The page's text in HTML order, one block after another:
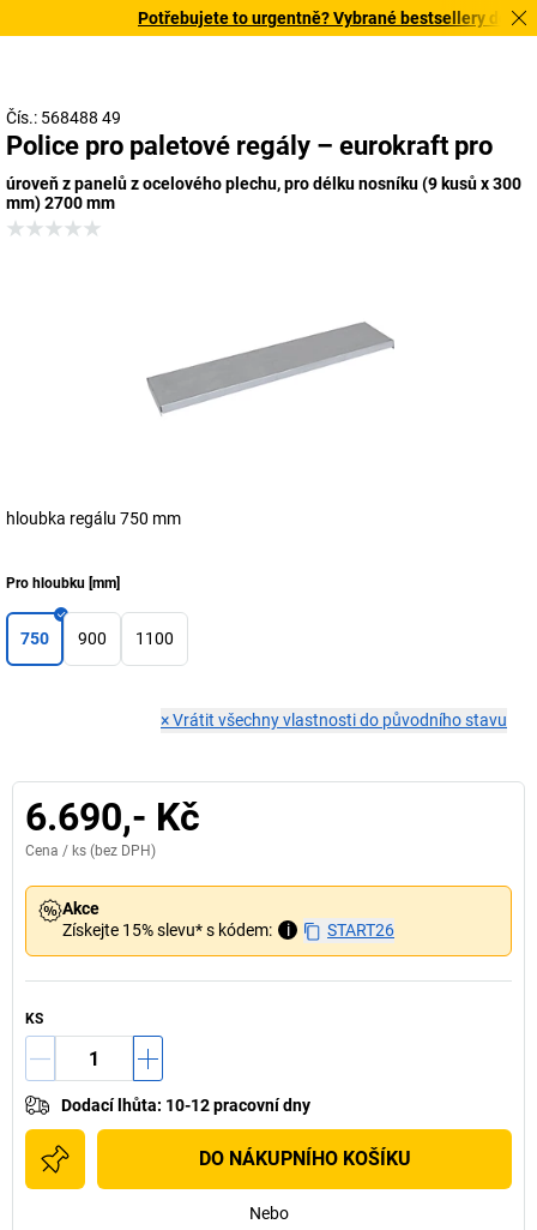
Potřebujete to urgentně? Vybrané bestsellery
Čís.: 568488 49
Police pro paletové regály – eurokraft pro
úroveň z panelů z ocelového plechu, pro délku nosníku (9 kusů x 300
mm) 2700 mm
hloubka regálu 750 mm
Pro hloubku [mm]
750 900 1100
×Vrátit všechny vlastnosti do původního stavu
6.690,- Kč
Cena / ks (bez DPH)
Akce
Získejte 15% slevu* s kódem:
i START26
KS
Dodací lhůta: 10-12 pracovní dny
DO NÁKUPNÍHO KOŠÍKU
Nebo